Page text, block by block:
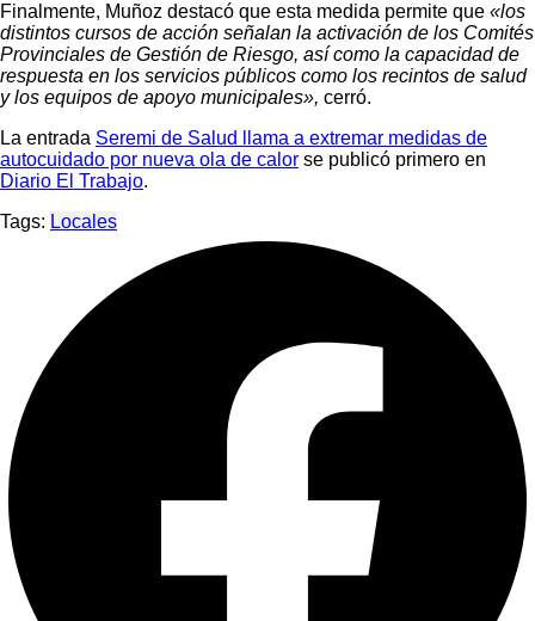
Finalmente, Muñoz destacó que esta medida permite que «los
distintos cursos de acción señalan la activación de los Comités
Provinciales de Gestión de Riesgo, así como la capacidad de
respuesta en los servicios públicos como los recintos de salud
y los equipos de apoyo municipales», cerró.
La entrada Seremi de Salud llama a extremar medidas de
autocuidado por nueva ola de calor se publicó primero en
Diario El Trabajo.
Tags: Locales